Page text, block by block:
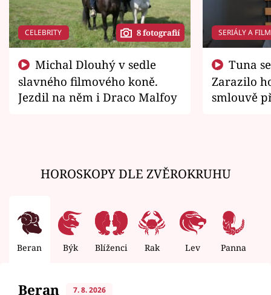
CELEBRITY 8 fotografií
slavného filmového koně.
Jezdil na něm i Draco Malfoy
SERIÁLY A
Zarazilo
smlouvě
HOROSKOPY DLE ZVĚROKRUHU
Beran Býk Blíženci Rak Lev Panna
Beran 7. 8. 2026